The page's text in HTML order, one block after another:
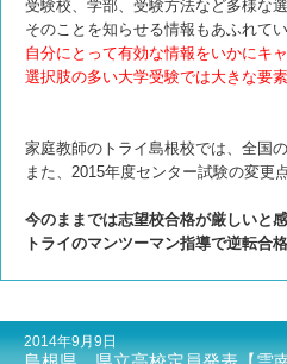
受験校、学部、受験方法など多様な選
そのことを知らせる情報もあふれてい
自分にとって有効な情報をいかにキ
選択肢の多い大学受験では大きな要素
家庭教師のトライ島根校では、全国
また、2015年度センター試験の変更
今のままでは志望校合格が厳しいと
トライのマンツーマン指導で逆転合
2014年9月9日